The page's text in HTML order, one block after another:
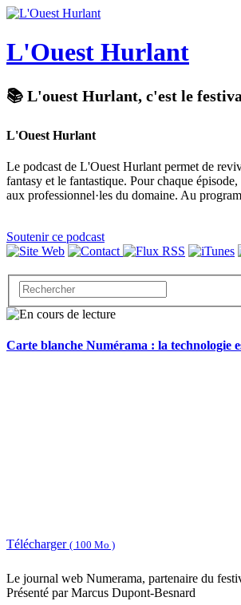
L'Ouest Hurlant
📚 L'ouest Hurlant, c'est le
L'Ouest Hurlant
Le podcast de L'Ouest Hurlant permet de
fantasy et le fantastique. Pour chaque
aux professionnel·les du domaine. Au
Soutenir ce podcast
Carte blanche Numérama : la technologie
Télécharger ( 100 Mo )
Le journal web Numerama, partenaire du
Présenté par Marcus Dupont-Besnard